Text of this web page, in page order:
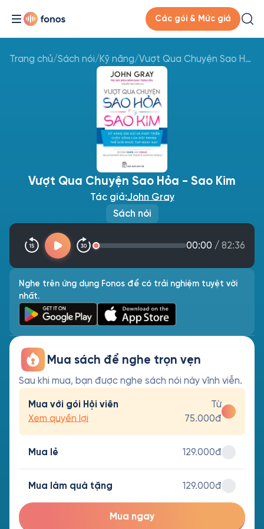
Các gói & Mức giá
Trang chủ/Sách nói/Kỹ năng/ Vượt Qua Chuyện Sao Hỏa - Sao Kim
Sách nói
Vượt Qua Chuyện Sao Hỏa - Sao Kim
Tác giả:John Gray
00:00 / 82:36
Nghe trên ứng dụng Fonos để có trải nghiệm tuyệt vời
nhất.
Mua sách để nghe trọn vẹn
Sau khi mua, bạn được nghe sách nói này vĩnh viễn.
Mua với gói Hội viên
Xem quyền lợi
Từ
75.000đ
Mua lẻ 129.000đ
Mua làm quà tặng 129.000đ
Mua ngay